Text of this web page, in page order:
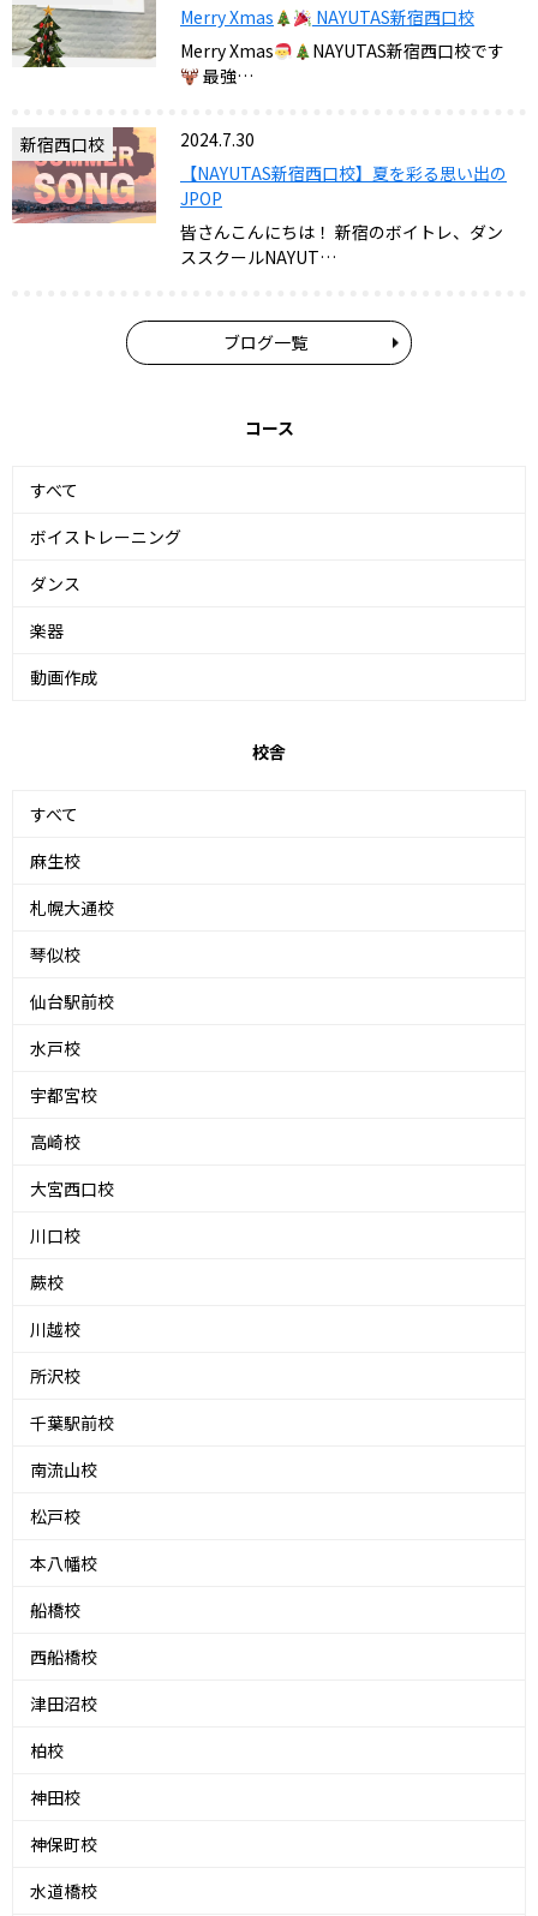
Merry Xmas
NAYUTAS新宿西口校
Merry Xmas
NAYUTAS新宿西口校です
最強…
新宿西口校
2024.7.30
【NAYUTAS新宿西口校】夏を彩る思い出の
JPOP
皆さんこんにちは！ 新宿のボイトレ、ダン
ススクールNAYUT…
ブログ一覧
コース
すべて
ボイストレーニング
ダンス
楽器
動画作成
校舎
すべて
麻生校
札幌大通校
琴似校
仙台駅前校
水戸校
宇都宮校
高崎校
大宮西口校
川口校
蕨校
川越校
所沢校
千葉駅前校
南流山校
松戸校
本八幡校
船橋校
西船橋校
津田沼校
柏校
神田校
神保町校
水道橋校